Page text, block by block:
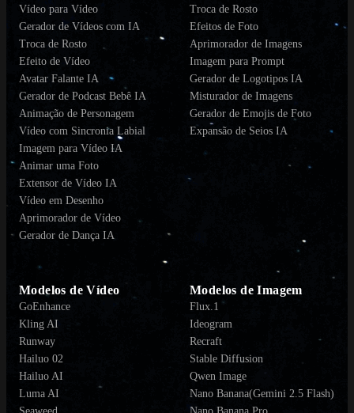
Vídeo para Vídeo
Gerador de Vídeos com IA
Troca de Rosto
Efeito de Vídeo
Avatar Falante IA
Gerador de Podcast Bebê IA
Animação de Personagem
Vídeo com Sincronia Labial
Imagem para Vídeo IA
Animar uma Foto
Extensor de Vídeo IA
Vídeo em Desenho
Aprimorador de Vídeo
Gerador de Dança IA
Troca de Rosto
Efeitos de Foto
Aprimorador de Imagens
Imagem para Prompt
Gerador de Logotipos IA
Misturador de Imagens
Gerador de Emojis de Foto
Expansão de Seios IA
Modelos de Vídeo
GoEnhance
Kling AI
Runway
Hailuo 02
Hailuo AI
Luma AI
Modelos de Imagem
Flux.1
Ideogram
Recraft
Stable Diffusion
Qwen Image
Nano Banana(Gemini 2.5 Flash)